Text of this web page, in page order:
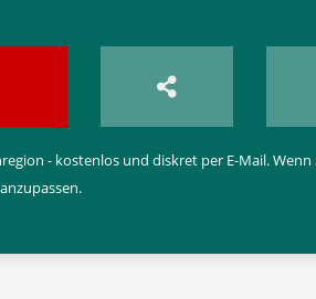
- kostenlos und diskret per E-Mail. Wenn